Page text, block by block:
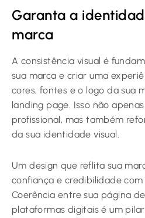
Garanta a
marca
A consistência visual é
sua marca e criar uma
cores, fontes e o logo da sua
landing page. Isso não
profissional, mas também
da sua identidade visual.
Um design que reflita sua
confiança e credibilidade com
Coerência entre sua página
plataformas digitais é um